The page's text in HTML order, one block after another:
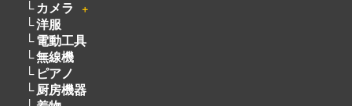
カメラ ＋
洋服
電動工具
無線機
ピアノ
厨房機器